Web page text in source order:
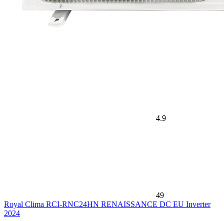
4.9
49
Royal Clima RCI-RNС24HN RENAISSANCE DC EU Inverter
2024